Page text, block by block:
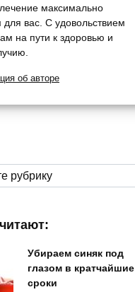
максимально
вас. С удовольствием
на пути к здоровью и
об авторе
Убираем синяк под
глазом в кратчайшие
сроки